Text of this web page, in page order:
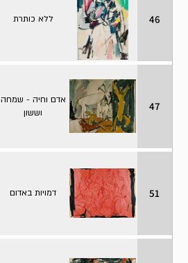
46 ללא כותרת
47
אדם וחיה - שמחה
וששון
51 דמויות באדום